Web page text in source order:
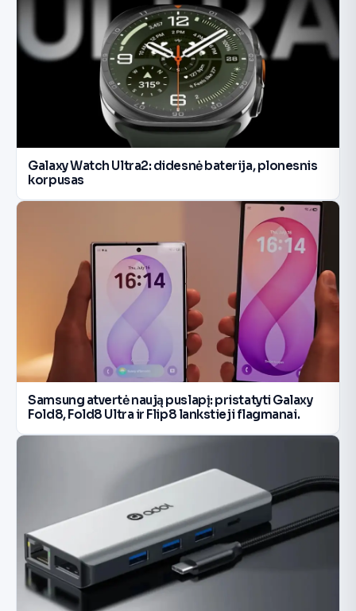
Galaxy Watch Ultra2: didesnė baterija, plonesnis
korpusas
Samsung atvertė naują puslapį: pristatyti Galaxy
Fold8, Fold8 Ultra ir Flip8 lankstieji flagmanai.